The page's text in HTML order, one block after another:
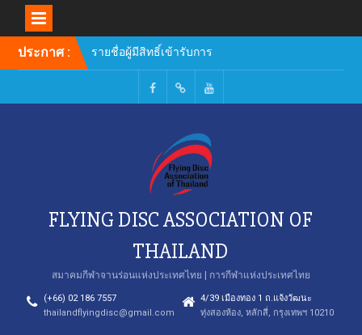
ประกาศ :
รายชื่อผู้มีสิทธิ์เข้ารับการ
อบรมหลักสูตรผู้ฝึกสอน
Facebook
TikTokYoutube
FLYING DISC ASSOCIATION OF
THAILAND
สมาคมกีฬาจานร่อนแห่งประเทศไทย | การกีฬาแห่งประเทศไทย
(+66) 02 186 7557
thailandflyingdisc@gmail.com
4/39 เมืองทอง 1 ถ.แจ้งวัฒนะ
ทุ่งสองห้อง, หลักสี่, กรุงเทพฯ 10210